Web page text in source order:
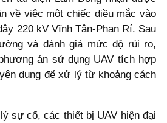
về việc một chiếc diều mắc vào
220 kV Vĩnh Tân-Phan Rí. Sau
và đánh giá mức độ rủi ro,
án sử dụng UAV tích hợp
dụng để xử lý từ khoảng cách
sự cố, các thiết bị UAV hiện đại